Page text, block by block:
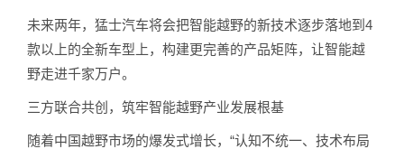
未来两年，猛士汽车将会把智能越野的新技术逐步落地到4
款以上的全新车型上，构建更完善的产品矩阵，让智能越
野走进千家万户。
三方联合共创，筑牢智能越野产业发展根基
随着中国越野市场的爆发式增长，“认知不统一、技术布局